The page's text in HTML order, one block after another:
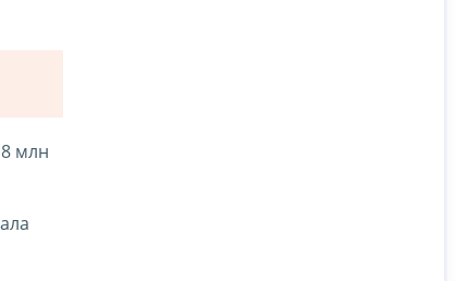
млн